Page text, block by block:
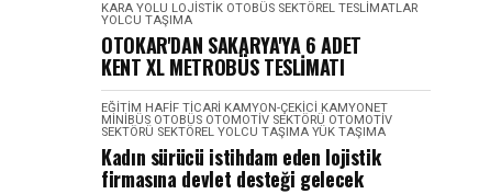
KARA YOLU LOJISTIK OTOBÜS SEKTÖREL TESLIMATLAR
YOLCU TAŞIMA
OTOKAR'DAN SAKARYA'YA 6 ADET
KENT XL METROBÜS TESLİMATI
EĞITIM HAFIF TICARI KAMYON-ÇEKICI KAMYONET
MINIBÜS OTOBÜS OTOMOTIV SEKTÖRÜ OTOMOTIV
SEKTÖRÜ SEKTÖREL YOLCU TAŞIMA YÜK TAŞIMA
Kadın sürücü istihdam eden lojistik
firmasına devlet desteği gelecek